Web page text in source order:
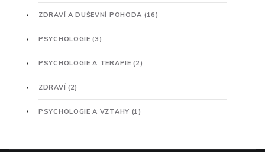
ZDRAVÍ A DUŠEVNÍ POHODA (16)
PSYCHOLOGIE(3)
PSYCHOLOGIE A TERAPIE(2)
ZDRAVÍ (2)
PSYCHOLOGIE A VZTAHY (1)